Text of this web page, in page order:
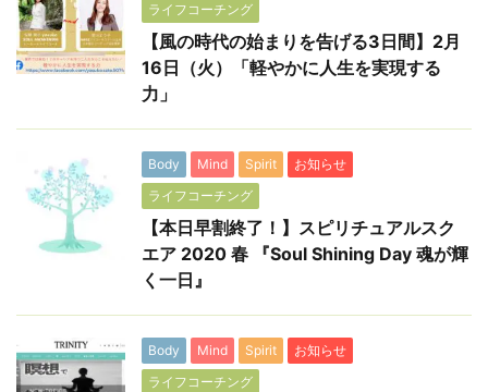
ライフコーチング
【風の時代の始まりを告げる3日間】2月
16日（火）「軽やかに人生を実現する
力」
Body Mind Spirit
お知らせ
ライフコーチング
【本日早割終了！】スピリチュアルスク
エア 2020 春 『Soul Shining Day 魂が輝
く一日』
Body Mind Spirit
お知らせ
ライフコーチング